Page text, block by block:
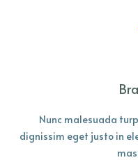
Nunc malesuada
dignissim eget justo in